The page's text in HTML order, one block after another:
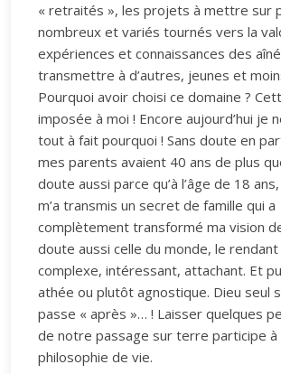
« retraités », les projets à mettre sur
nombreux et variés tournés vers la
expériences et connaissances des
transmettre à d’autres, jeunes et
Pourquoi avoir choisi ce domaine ?
imposée à moi ! Encore aujourd’hui je
tout à fait pourquoi ! Sans doute en
mes parents avaient 40 ans de plus
doute aussi parce qu’à l’âge de 18
m’a transmis un secret de famille qui a
complètement transformé ma vision
doute aussi celle du monde, le rendant
complexe, intéressant, attachant. Et
athée ou plutôt agnostique. Dieu seul
passe « après »… ! Laisser quelques
de notre passage sur terre participe à
philosophie de vie.